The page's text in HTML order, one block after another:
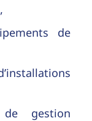
de
gestion